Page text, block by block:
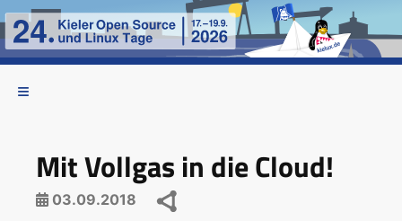
Mit Vollgas in die Cloud!
03.09.2018